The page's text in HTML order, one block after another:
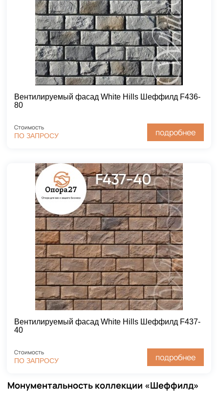
Вентилируемый фасад White Hills Шеффилд F436-
80
Стоимость
ПО ЗАПРОСУ
подробнее
Вентилируемый фасад White Hills Шеффилд F437-
40
Стоимость
ПО ЗАПРОСУ
подробнее
Монументальность коллекции «Шеффилд»